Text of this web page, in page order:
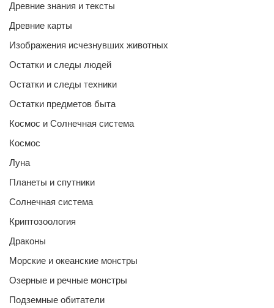
Древние знания и тексты
Древние карты
Изображения исчезнувших животных
Остатки и следы людей
Остатки и следы техники
Остатки предметов быта
Космос и Солнечная система
Космос
Луна
Планеты и спутники
Солнечная система
Криптозоология
Драконы
Морские и океанские монстры
Озерные и речные монстры
Подземные обитатели